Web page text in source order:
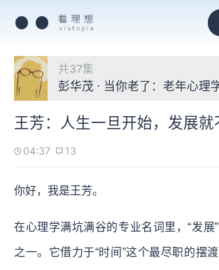
共37集
彭华茂 · 当你老了：老年心理
王芳：人生一旦开始，发展就
04:37 13
你好，我是王芳。
在心理学满坑满谷的专业名词里，“发展
之一。它借力于“时间”这个最尽职的摆